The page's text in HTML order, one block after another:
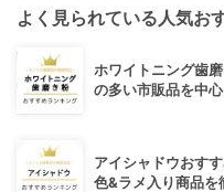
よく見られている人気お
ホワイトニング歯
の多い市販品を中
アイシャドウおす
色&ラメ入り商品を